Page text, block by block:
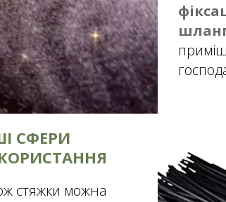
СФЕРИ
стяжки можна